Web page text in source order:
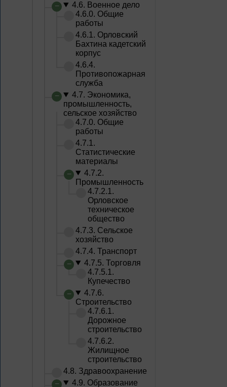
4.6. Военное дело
4.6.0. Общие
работы
4.6.1. Орловский
Бахтина кадетский
корпус
4.6.4.
Противопожарная
служба
4.7. Экономика,
промышленность,
сельское хозяйство
4.7.0. Общие
работы
4.7.1.
Статистические
материалы
4.7.2.
Промышленность
4.7.2.1.
Орловское
техническое
общество
4.7.3. Сельское
хозяйство
4.7.4. Транспорт
4.7.5. Торговля
4.7.5.1.
Купечество
4.7.6.
Строительство
4.7.6.1.
Дорожное
строительство
4.7.6.2.
Жилищное
строительство
4.8. Здравоохранение
4.9. Образование